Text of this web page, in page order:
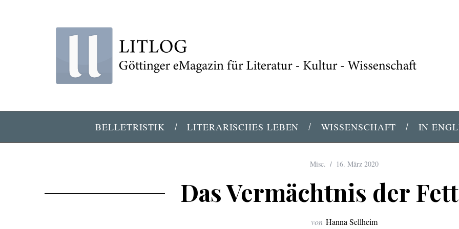
BELLETRISTIK LITERARISCHES LEBEN WISSENSCHAFT IN
Misc. 16. März 2020
Das Vermächtnis der
von Hanna Sellheim